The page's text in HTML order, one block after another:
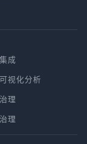
成
视化分析
理
理